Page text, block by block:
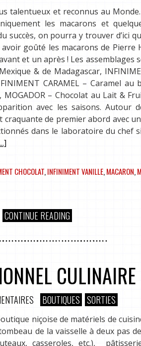
talentueux et reconnus au
les macarons et
succès, on pourra y trouver d’ici
goûté les macarons de
et un après ! Les assemblages
& de Madagascar,
CARAMEL – Caramel
– Chocolat au Lait &
avec les saisons. Autour
de premier abord avec
dans le laboratoire du chef
CHOCOLAT,INFINIMENT VANILLE,MACARON,
CONTINUE READING
CULINAIRE
BOUTIQUES SORTIES
niçoise de matériels de
de la vaisselle à deux pas
casseroles, etc.),